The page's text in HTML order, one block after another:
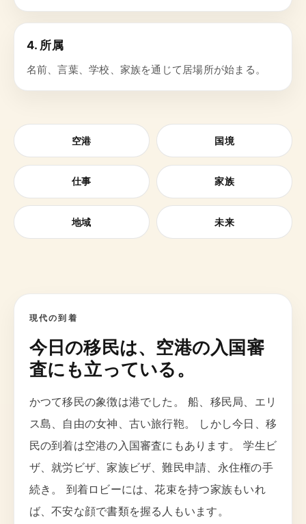
4. 所属
名前、言葉、学校、家族を通じて居場所が始まる。
空港 国境
仕事 家族
地域 未来
現代の到着
今日の移民は、空港の入国審
査にも立っている。
かつて移民の象徴は港でした。 船、移民局、エリ
ス島、自由の女神、古い旅行鞄。 しかし今日、移
民の到着は空港の入国審査にもあります。 学生ビ
ザ、就労ビザ、家族ビザ、難民申請、永住権の手
続き。 到着ロビーには、花束を持つ家族もいれ
ば、不安な顔で書類を握る人もいます。